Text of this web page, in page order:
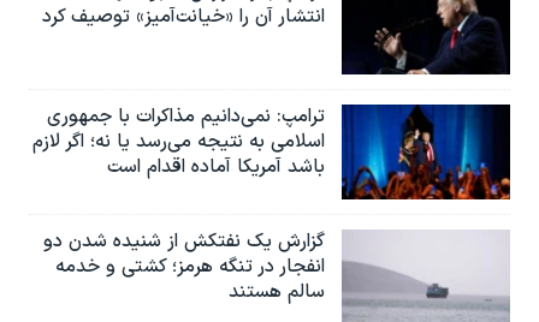
انتشار آن را «خیانت‌آمیز» توصیف کرد
ترامپ: نمی‌دانیم مذاکرات با جمهوری
اسلامی به نتیجه می‌رسد یا نه؛ اگر لازم
باشد آمریکا آماده اقدام است
گزارش یک نفتکش از شنیده شدن دو
انفجار در تنگه هرمز؛ کشتی و خدمه
سالم هستند